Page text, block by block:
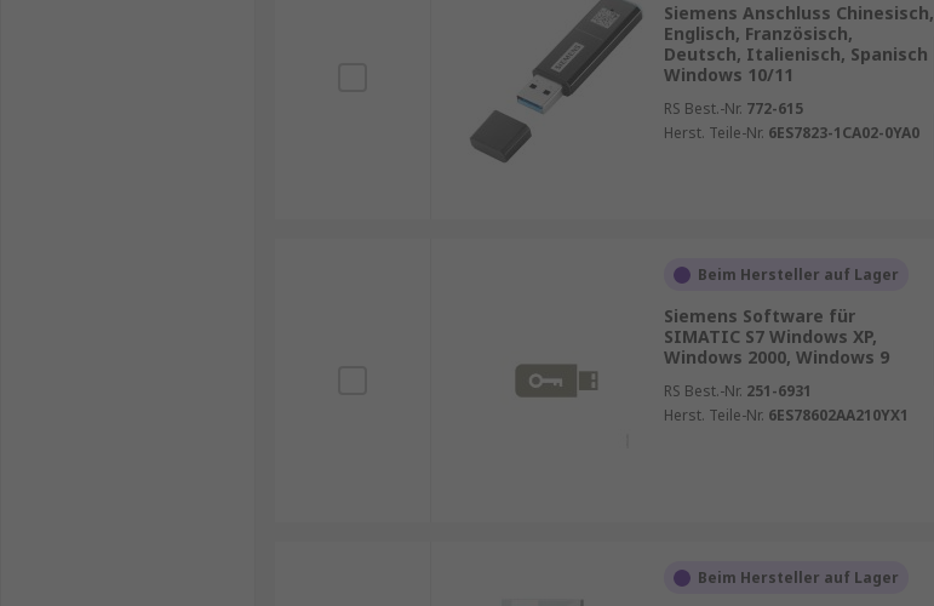
Siemens Anschluss Chinesisch,
Englisch, Französisch,
Deutsch, Italienisch, Spanisch
Windows 10/11
RS Best.-Nr. 772-615
Herst. Teile-Nr. 6ES7823-1CA02-0YA0
Beim Hersteller auf Lager
Siemens Software für
SIMATIC S7 Windows XP,
Windows 2000, Windows 9
RS Best.-Nr. 251-6931
Herst. Teile-Nr. 6ES78602AA210YX1
Beim Hersteller auf Lager